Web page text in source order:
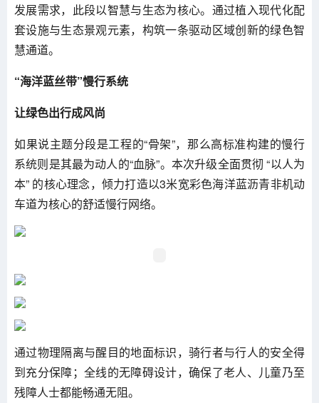
发展需求，此段以智慧与生态为核心。通过植入现代化配
套设施与生态景观元素，构筑一条驱动区域创新的绿色智
慧通道。
“海洋蓝丝带”慢行系统
让绿色出行成风尚
如果说主题分段是工程的“骨架”，那么高标准构建的慢行
系统则是其最为动人的“血脉”。本次升级全面贯彻 “以人为
本” 的核心理念，倾力打造以3米宽彩色海洋蓝沥青非机动
车道为核心的舒适慢行网络。
通过物理隔离与醒目的地面标识，骑行者与行人的安全得
到充分保障；全线的无障碍设计，确保了老人、儿童乃至
残障人士都能畅通无阻。